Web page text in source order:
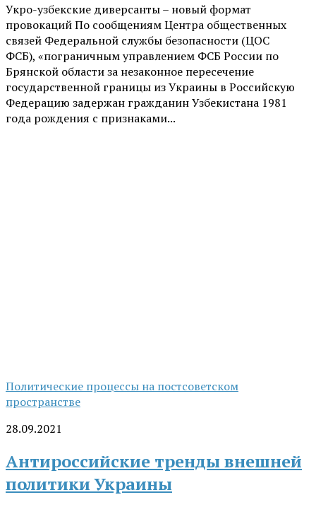
Укро-узбекские диверсанты – новый формат
провокаций По сообщениям Центра общественных
связей Федеральной службы безопасности (ЦОС
ФСБ), «пограничным управлением ФСБ России по
Брянской области за незаконное пересечение
государственной границы из Украины в Российскую
Федерацию задержан гражданин Узбекистана 1981
года рождения с признаками...
Политические процессы на постсоветском
пространстве
28.09.2021
Антироссийские тренды внешней
политики Украины